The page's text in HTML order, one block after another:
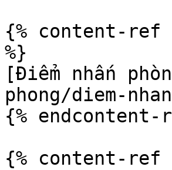
{% content-ref
%}
[Điểm nhấn
phong/diem-
{% endcontent-
{% content-ref